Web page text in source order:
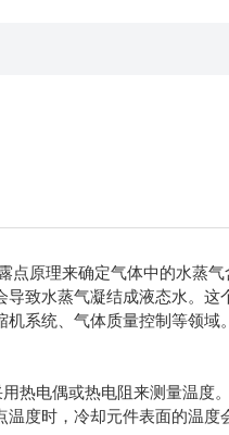
原理来确定气体中的水蒸气
致水蒸气凝结成液态水。这
系统、气体质量控制等领域
电偶或热电阻来测量温度
度时，冷却元件表面的温度